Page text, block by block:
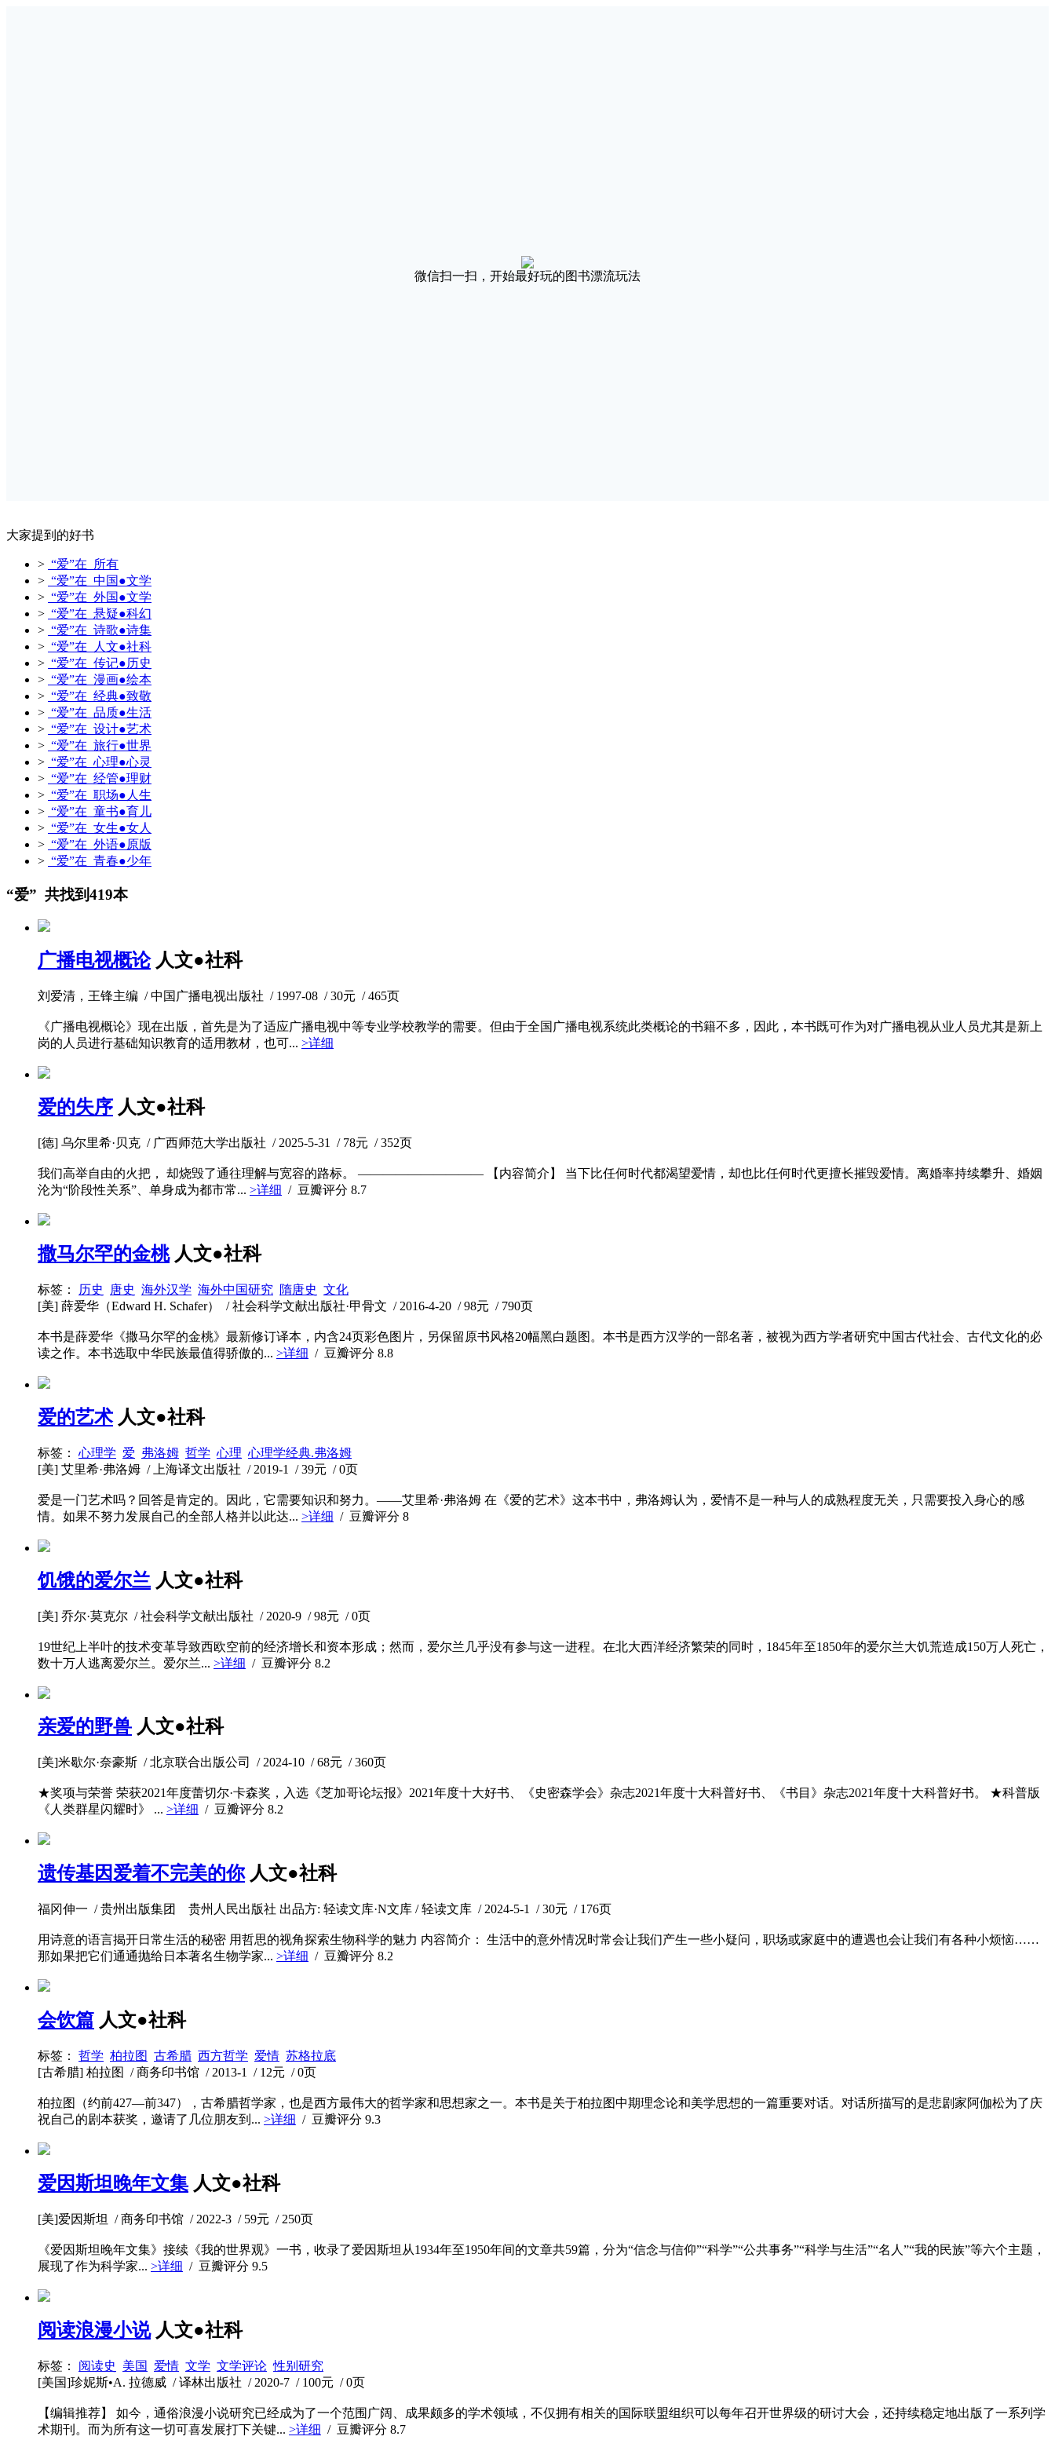
微信扫一扫，开始最好玩的图书漂流玩法
大家提到的好书
> “爱”在 所有
> “爱”在 中国●文学
> “爱”在 外国●文学
> “爱”在 悬疑●科幻
> “爱”在 诗歌●诗集
> “爱”在 人文●社科
> “爱”在 传记●历史
> “爱”在 漫画●绘本
> “爱”在 经典●致敬
> “爱”在 品质●生活
> “爱”在 设计●艺术
> “爱”在 旅行●世界
> “爱”在 心理●心灵
> “爱”在 经管●理财
> “爱”在 职场●人生
> “爱”在 童书●育儿
> “爱”在 女生●女人
> “爱”在 外语●原版
> “爱”在 青春●少年
“爱” 共找到419本
广播电视概论 人文●社科
刘爱清，王锋主编 / 中国广播电视出版社 / 1997-08 / 30元 / 465页
《广播电视概论》现在出版，首先是为了适应广播电视中等专业学校教学的需要。但由于全国广播电视系统此类概论的书籍不多，因此，本书既可作为对广播电视从业人员尤其是新上
岗的人员进行基础知识教育的适用教材，也可... >详细
爱的失序 人文●社科
[德] 乌尔里希·贝克 / 广西师范大学出版社 / 2025-5-31 / 78元 / 352页
我们高举自由的火把， 却烧毁了通往理解与宽容的路标。 —————————— 【内容简介】 当下比任何时代都渴望爱情，却也比任何时代更擅长摧毁爱情。离婚率持续攀升、婚姻
沦为“阶段性关系”、单身成为都市常... >详细 / 豆瓣评分 8.7
撒马尔罕的金桃 人文●社科
标签： 历史 唐史 海外汉学 海外中国研究 隋唐史 文化
[美] 薛爱华（Edward H. Schafer） / 社会科学文献出版社·甲骨文 / 2016-4-20 / 98元 / 790页
本书是薛爱华《撒马尔罕的金桃》最新修订译本，内含24页彩色图片，另保留原书风格20幅黑白题图。本书是西方汉学的一部名著，被视为西方学者研究中国古代社会、古代文化的必
读之作。本书选取中华民族最值得骄傲的... >详细 / 豆瓣评分 8.8
爱的艺术 人文●社科
标签： 心理学 爱 弗洛姆 哲学 心理 心理学经典.弗洛姆
[美] 艾里希·弗洛姆 / 上海译文出版社 / 2019-1 / 39元 / 0页
爱是一门艺术吗？回答是肯定的。因此，它需要知识和努力。——艾里希·弗洛姆 在《爱的艺术》这本书中，弗洛姆认为，爱情不是一种与人的成熟程度无关，只需要投入身心的感
情。如果不努力发展自己的全部人格并以此达... >详细 / 豆瓣评分 8
饥饿的爱尔兰 人文●社科
[美] 乔尔·莫克尔 / 社会科学文献出版社 / 2020-9 / 98元 / 0页
19世纪上半叶的技术变革导致西欧空前的经济增长和资本形成；然而，爱尔兰几乎没有参与这一进程。在北大西洋经济繁荣的同时，1845年至1850年的爱尔兰大饥荒造成150万人死亡，
数十万人逃离爱尔兰。爱尔兰... >详细 / 豆瓣评分 8.2
亲爱的野兽 人文●社科
[美]米歇尔·奈豪斯 / 北京联合出版公司 / 2024-10 / 68元 / 360页
★奖项与荣誉 荣获2021年度蕾切尔·卡森奖，入选《芝加哥论坛报》2021年度十大好书、《史密森学会》杂志2021年度十大科普好书、《书目》杂志2021年度十大科普好书。 ★科普版
《人类群星闪耀时》 ... >详细 / 豆瓣评分 8.2
遗传基因爱着不完美的你 人文●社科
福冈伸一 / 贵州出版集团 贵州人民出版社 出品方: 轻读文库·N文库 / 轻读文库 / 2024-5-1 / 30元 / 176页
用诗意的语言揭开日常生活的秘密 用哲思的视角探索生物科学的魅力 内容简介： 生活中的意外情况时常会让我们产生一些小疑问，职场或家庭中的遭遇也会让我们有各种小烦恼……
那如果把它们通通抛给日本著名生物学家... >详细 / 豆瓣评分 8.2
会饮篇 人文●社科
标签： 哲学 柏拉图 古希腊 西方哲学 爱情 苏格拉底
[古希腊] 柏拉图 / 商务印书馆 / 2013-1 / 12元 / 0页
柏拉图（约前427—前347），古希腊哲学家，也是西方最伟大的哲学家和思想家之一。本书是关于柏拉图中期理念论和美学思想的一篇重要对话。对话所描写的是悲剧家阿伽松为了庆
祝自己的剧本获奖，邀请了几位朋友到... >详细 / 豆瓣评分 9.3
爱因斯坦晚年文集 人文●社科
[美]爱因斯坦 / 商务印书馆 / 2022-3 / 59元 / 250页
《爱因斯坦晚年文集》接续《我的世界观》一书，收录了爱因斯坦从1934年至1950年间的文章共59篇，分为“信念与信仰”“科学”“公共事务”“科学与生活”“名人”“我的民族”等六个主题，
展现了作为科学家... >详细 / 豆瓣评分 9.5
阅读浪漫小说 人文●社科
标签： 阅读史 美国 爱情 文学 文学评论 性别研究
[美国]珍妮斯•A. 拉德威 / 译林出版社 / 2020-7 / 100元 / 0页
【编辑推荐】 如今，通俗浪漫小说研究已经成为了一个范围广阔、成果颇多的学术领域，不仅拥有相关的国际联盟组织可以每年召开世界级的研讨大会，还持续稳定地出版了一系列学
术期刊。而为所有这一切可喜发展打下关键... >详细 / 豆瓣评分 8.7